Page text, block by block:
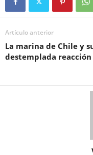
Artículo anterior
La marina de Chile y
destemplada reacción